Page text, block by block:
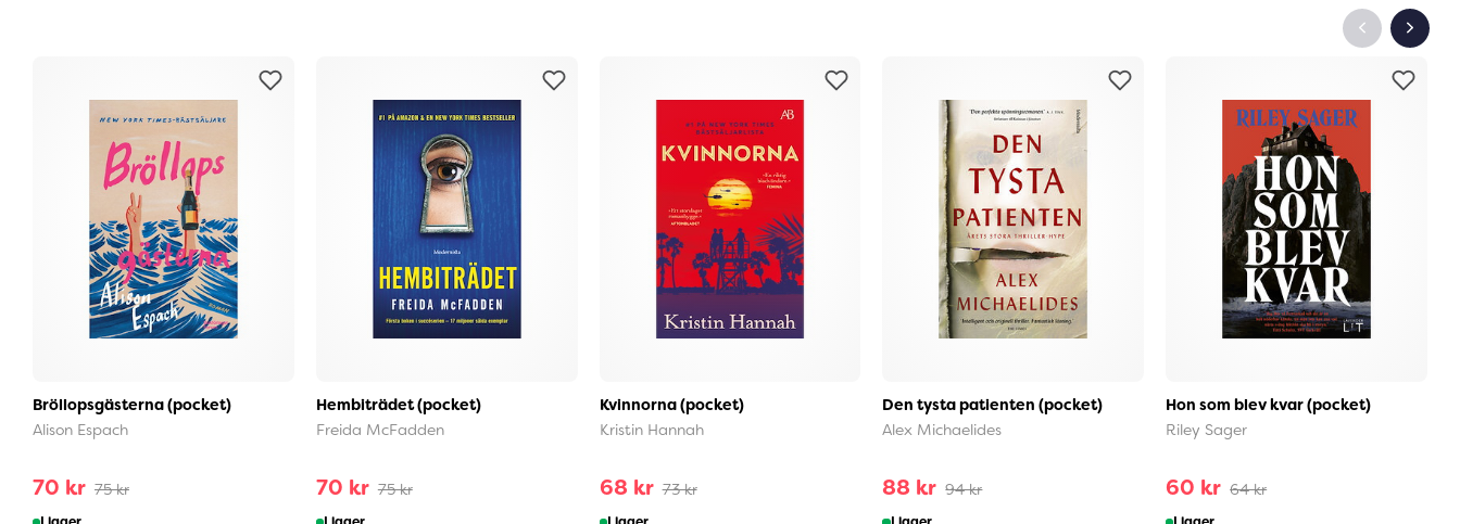
Bröllopsgästerna (pocket)
Alison Espach
70 kr 75 kr
Hembiträdet (pocket)
Freida McFadden
70 kr 75 kr
Kvinnorna (pocket)
Kristin Hannah
68 kr 73 kr
Den tysta patienten (pocket)
Alex Michaelides
88 kr 94 kr
Hon som blev kvar (pocket)
Riley Sager
60 kr 64 kr